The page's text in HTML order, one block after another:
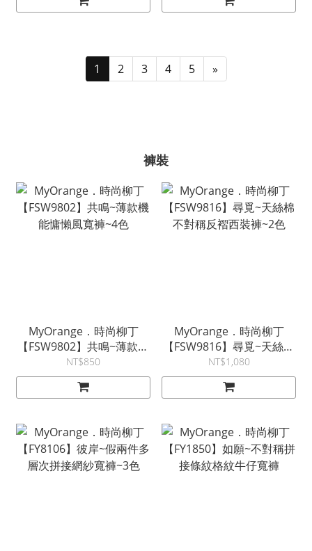
1 2 3 4 5 »
褲裝
MyOrange．時尚柳丁
【FSW9802】共鳴~薄款機
能慵懶風寬褲~4色
NT$850
MyOrange．時尚柳丁
【FSW9816】尋覓~天絲棉
不對稱反褶西裝褲~2色
NT$1,080